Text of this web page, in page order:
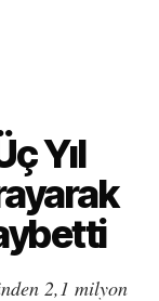
Yıl
2,1 milyon